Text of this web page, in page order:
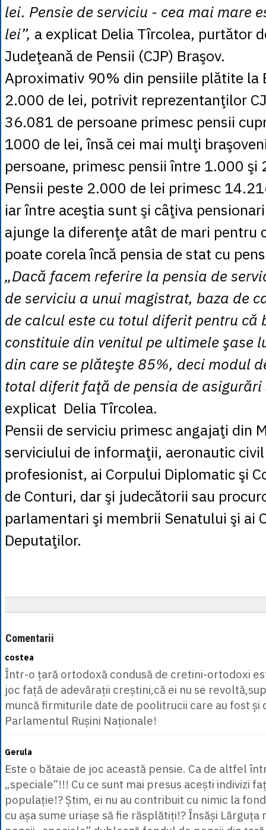
lei. Pensie de serviciu - cea mai mare
lei”, a explicat Delia Tîrcolea, purtător
Judeţeană de Pensii (CJP) Braşov.
Aproximativ 90% din pensiile plătite la
2.000 de lei, potrivit reprezentanţilor
36.081 de persoane primesc pensii
1000 de lei, însă cei mai mulţi
persoane, primesc pensii între 1.000 şi
Pensii peste 2.000 de lei primesc
iar între aceştia sunt şi câţiva
ajunge la diferenţe atât de mari pentru
poate corela încă pensia de stat cu
„Dacă facem referire la pensia de
de serviciu a unui magistrat, baza de
de calcul este cu totul diferit pentru că
constituie din venitul pe ultimele şase
din care se plăteşte 85%, deci modul
total diferit faţă de pensia de
explicat Delia Tîrcolea.
Pensii de serviciu primesc angajaţi din
serviciului de informaţii, aeronautic
profesionist, ai Corpului Diplomatic şi
de Conturi, dar şi judecătorii sau
parlamentari şi membrii Senatului şi ai
Deputaţilor.
Comentarii
costea
Într-o țară ortodoxă condusă de cretini-ortodoxi
joc față de adevărații creștini,că ei nu se
muncă firmiturile date de poolitrucii care au fost și
Parlamentul Rușini Naționale!
Gerula
Este o bătaie de joc această pensie. Ca de altfel
„speciale”!!! Cu ce sunt mai presus acești indivizi
populație!? Știm, ei nu au contribuit cu nimic la
cu așa sume uriașe să fie răsplătiți!? Însăși